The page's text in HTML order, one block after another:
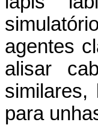
agentes
alisar
similares,
para